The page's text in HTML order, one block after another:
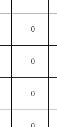
0
0
0